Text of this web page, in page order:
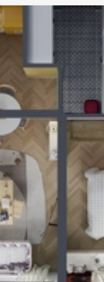
Иркутск»